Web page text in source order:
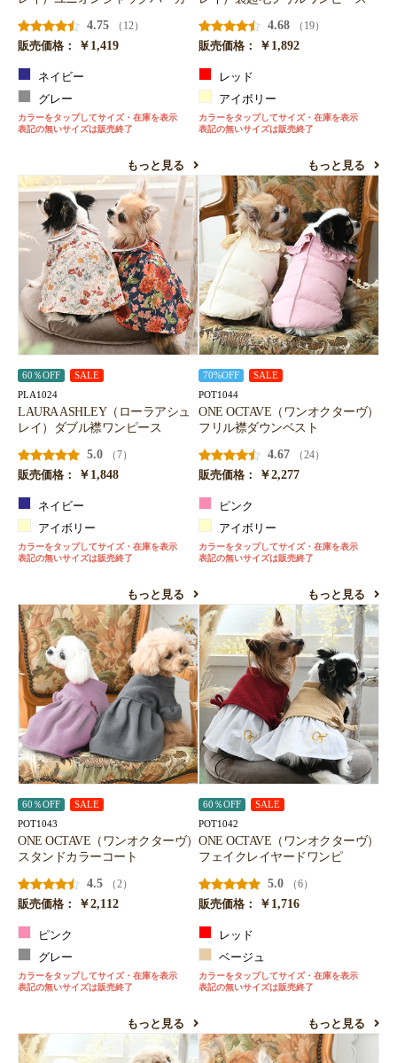
4.75
（12）
販売価格：
￥1,419
ネイビー
グレー
カラーをタップしてサイズ・在庫を表示
表記の無いサイズは販売終了
もっと見る
4.68
（19）
販売価格：
￥1,892
レッド
アイボリー
カラーをタップしてサイズ・在庫を表示
表記の無いサイズは販売終了
もっと見る
60％OFF SALE
PLA1024
LAURA ASHLEY（ローラアシュ
レイ）ダブル襟ワンピース
5.0
（7）
販売価格：
￥1,848
ネイビー
アイボリー
カラーをタップしてサイズ・在庫を表示
表記の無いサイズは販売終了
もっと見る
70%OFF SALE
POT1044
ONE OCTAVE（ワンオクターヴ）
フリル襟ダウンベスト
4.67
（24）
販売価格：
￥2,277
ピンク
アイボリー
カラーをタップしてサイズ・在庫を表示
表記の無いサイズは販売終了
もっと見る
60％OFF SALE
POT1043
ONE OCTAVE（ワンオクターヴ）
スタンドカラーコート
4.5
（2）
販売価格：
￥2,112
ピンク
グレー
カラーをタップしてサイズ・在庫を表示
表記の無いサイズは販売終了
もっと見る
60％OFF SALE
POT1042
ONE OCTAVE（ワンオクターヴ）
フェイクレイヤードワンピ
5.0
（6）
販売価格：
￥1,716
レッド
ベージュ
カラーをタップしてサイズ・在庫を表示
表記の無いサイズは販売終了
もっと見る